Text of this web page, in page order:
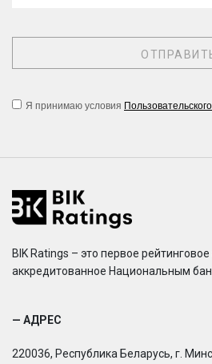
Я принимаю условия
BIK Ratings – это первое
аккредитованное Национальным
— АДРЕС
220036, Республика Беларусь, г.